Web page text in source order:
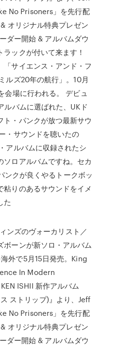
No Prisoners」を先行配
オリジナル特典プレゼン
ダー開始 & アルバムダウ
ックが付いて来ます！
「サイエンス・アンド・フ
ルズ20年の航行」。10月
会場に行われる。 デビュ
ルバムに選ばれた、UKド
ト・パンクが放つ最新サウ
・サウンドを聴いたの
アルバムに収録されたシ
ソロアルバムですね。セカ
ンクが良くやるトークボッ
粘りのあるサウンドをイメ
た
ンズのヴォーカリスト／
ボーンが新ソロ・アルバム
外で5月15日発売。King
In Modern
ISHII 新作アルバム
ストリップ)』より、Jeff
No Prisoners」を先行配
オリジナル特典プレゼン
ダー開始 & アルバムダウ